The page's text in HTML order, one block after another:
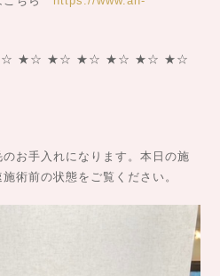
★☆ ★☆ ★☆ ★☆ ★☆ ★☆
お手入れになります。本日の施
術前の状態をご覧ください。